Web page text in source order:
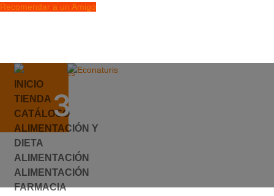
Recomendar a un Amigo
info@econaturis.es
Mi cuenta
Checkout
0 elementos
INICIO
TIENDA
CATÁLOGO
ALIMENTACIÓN Y
DIETA
ALIMENTACIÓN
ALIMENTACIÓN
FARMACIA
394017.JPG